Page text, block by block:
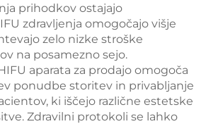
prihodkov ostajajo
zdravljenja omogočajo višje
zelo nizke stroške
na posamezno sejo.
aparata za prodajo omogoča
ponudbe storitev in privabljanje
ki iščejo različne estetske
Zdravilni protokoli se lahko